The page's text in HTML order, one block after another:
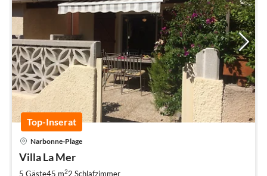
Top-Inserat
Narbonne-Plage
Villa La Mer
5 Gäste45 m22 Schlafzimmer